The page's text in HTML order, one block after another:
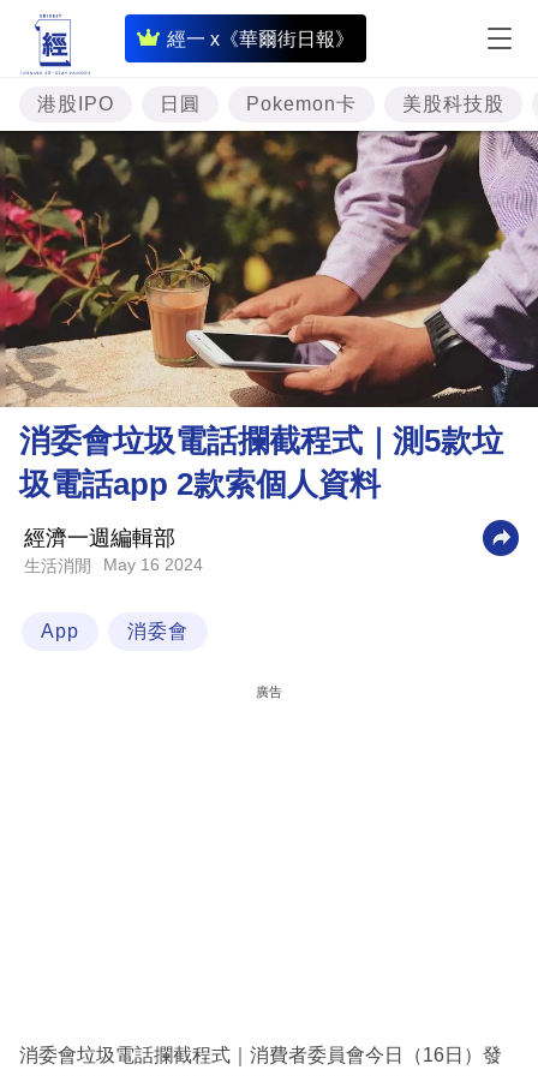
經一 x《華爾街日報》
即
時
財
經
題
投
資
樓
市
理
財
商
業
科
區
港股IPO 日圓 Pokemon卡 美股科技股
消委會垃圾電話攔截程式｜測5款垃
圾電話app 2款索個人資料
經濟一週編輯部
生活消閒 May 16 2024
App 消委會
廣告
消委會垃圾電話攔截程式｜消費者委員會今日（16日）發